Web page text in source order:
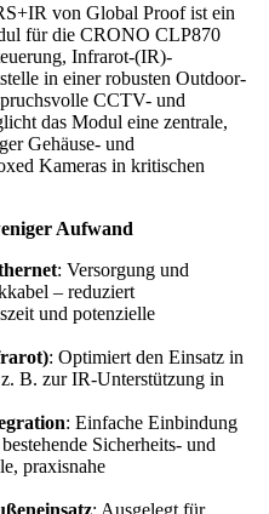
von Global Proof ist ein
für die CRONO CLP870
Infrarot-(IR)-
in einer robusten Outdoor-
CCTV- und
das Modul eine zentrale,
Gehäuse- und
Kameras in kritischen
Aufwand
: Versorgung und
– reduziert
und potenzielle
: Optimiert den Einsatz in
B. zur IR-Unterstützung in
: Einfache Einbindung
Sicherheits- und
praxisnahe
: Ausgelegt für